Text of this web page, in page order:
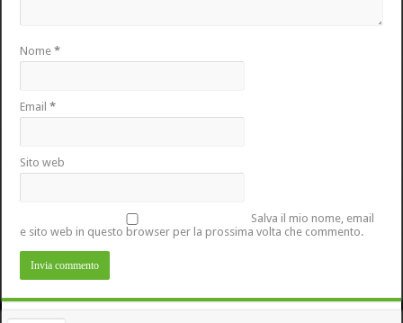
Nome*
Email*
Sito web
Salva il mio nome, email
e sito web in questo browser per la prossima volta che commento.